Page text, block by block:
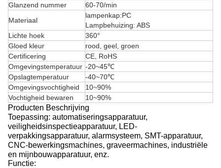
Glanzend nummer
60-70/min
Materiaal
lampenkap:PC
Lampbehuizing: ABS
Lichte hoek
360°
Gloed kleur
rood, geel, groen
Certificering
CE, RoHS
Omgevingstemperatuur -20~45℃
Opslagtemperatuur
-40~70℃
Omgevingsvochtigheid
10~90%
Vochtigheid bewaren
10~90%
Producten Beschrijving
Toepassing: automatiseringsapparatuur,
veiligheidsinspectieapparatuur, LED-
verpakkingsapparatuur, alarmsysteem, SMT-apparatuur,
CNC-bewerkingsmachines, graveermachines, industriële
en mijnbouwapparatuur, enz.
Functie: